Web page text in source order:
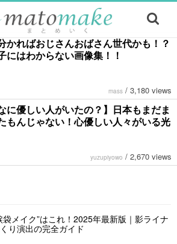
かればおじさんおばさん世代かも！？
にはわからない画像集！！
mass / 3,180 views
に優しい人がいたの？】日本もまだま
もんじゃない！心優しい人々がいる光
yuzupiyowo / 2,670 views
袋メイク”はこれ！2025年最新版｜影ライナ
り演出の完全ガイド